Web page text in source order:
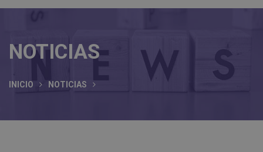
NOTICIAS
INICIO NOTICIAS